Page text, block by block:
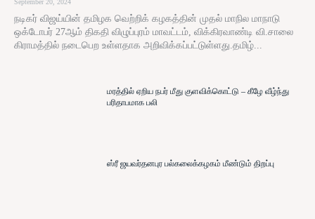
September 20, 2024
நடிகர் விஜய்யின் தமிழக வெற்றிக் கழகத்தின் முதல் மாநில மாநாடு
ஒக்டோபர் 27ஆம் திகதி விழுப்புரம் மாவட்டம், விக்கிரவாண்டி வி.சாலை
கிராமத்தில் நடைபெற உள்ளதாக அறிவிக்கப்பட்டுள்ளது.தமிழ்...
மரத்தில் ஏறிய நபர் மீது குளவிக்கொட்டு – கீழே வீழ்ந்து
பரிதாபமாக பலி
ஸ்ரீ ஜயவர்தனபுர பல்கலைக்கழகம் மீண்டும் திறப்பு